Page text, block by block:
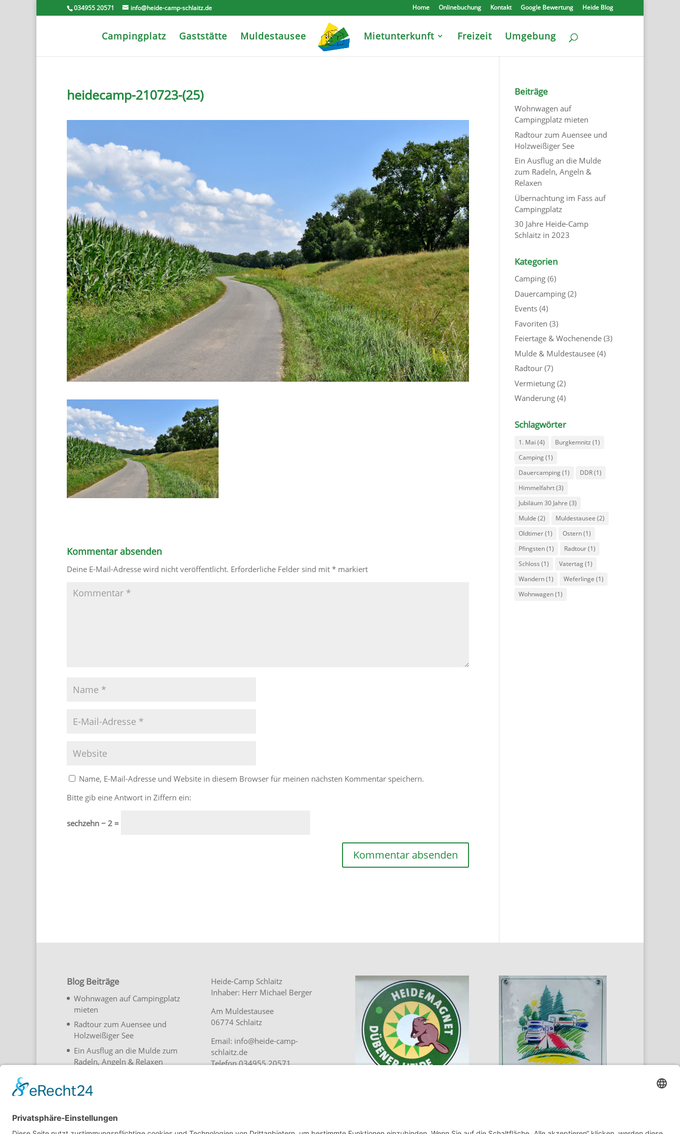
034955 20571 info@heide-camp-schlaitz.de Home Onlinebuchung Kontakt Google Bewertung Heide Blog
Campingplatz Gaststätte Muldestausee Mietunterkunft Freizeit Umgebung
heidecamp-210723-(25)
Kommentar absenden
Deine E-Mail-Adresse wird nicht veröffentlicht. Erforderliche Felder sind mit * markiert
Name, E-Mail-Adresse und Website in diesem Browser für meinen nächsten Kommentar speichern.
Bitte gib eine Antwort in Ziffern ein:
sechzehn − 2 =
Beiträge
Wohnwagen auf
Campingplatz mieten
Radtour zum Auensee und
Holzweißiger See
Ein Ausflug an die Mulde
zum Radeln, Angeln &
Relaxen
Übernachtung im Fass auf
Campingplatz
30 Jahre Heide-Camp
Schlaitz in 2023
Kategorien
Camping(6)
Dauercamping(2)
Events(4)
Favoriten (3)
Feiertage & Wochenende(3)
Mulde & Muldestausee(4)
Radtour(7)
Vermietung(2)
Wanderung(4)
Schlagwörter
1. Mai (4) Burgkemnitz (1)
Camping(1)
Dauercamping(1) DDR(1)
Himmelfahrt(3)
Jubiläum 30 Jahre (3)
Mulde (2) Muldestausee (2)
Oldtimer(1) Ostern(1)
Pfingsten(1) Radtour(1)
Schloss (1) Vatertag(1)
Wandern(1) Weferlinge (1)
Wohnwagen(1)
Blog Beiträge
Wohnwagen auf Campingplatz
mieten
Radtour zum Auensee und
Holzweißiger See
Ein Ausflug an die Mulde zum
Radeln, Angeln & Relaxen
Campingplatz
in 2023
Heide-Camp Schlaitz
Inhaber: Herr Michael Berger
Am Muldestausee
06774 Schlaitz
Email: info@heide-camp-
schlaitz.de
Telefon 034955 20571